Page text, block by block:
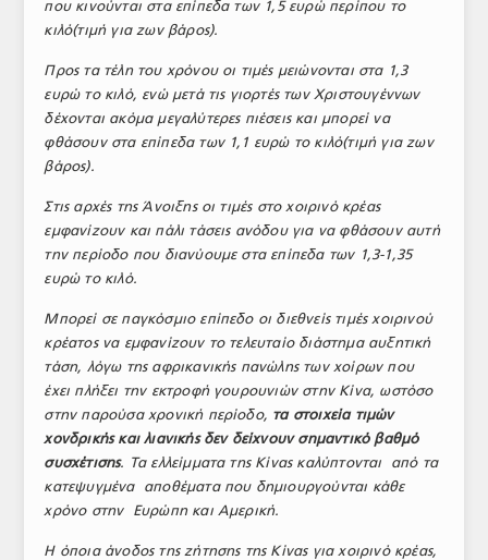
που κινούνται στα επίπεδα των 1,5 ευρώ περίπου το
κιλό(τιμή για ζων βάρος).
Προς τα τέλη του χρόνου οι τιμές μειώνονται στα 1,3
ευρώ το κιλό, ενώ μετά τις γιορτές των Χριστουγέννων
δέχονται ακόμα μεγαλύτερες πιέσεις και μπορεί να
φθάσουν στα επίπεδα των 1,1 ευρώ το κιλό(τιμή για ζων
βάρος).
Στις αρχές της Άνοιξης οι τιμές στο χοιρινό κρέας
εμφανίζουν και πάλι τάσεις ανόδου για να φθάσουν αυτή
την περίοδο που διανύουμε στα επίπεδα των 1,3-1,35
ευρώ το κιλό.
Μπορεί σε παγκόσμιο επίπεδο οι διεθνείς τιμές χοιρινού
κρέατος να εμφανίζουν το τελευταίο διάστημα αυξητική
τάση, λόγω της αφρικανικής πανώλης των χοίρων που
έχει πλήξει την εκτροφή γουρουνιών στην Κίνα, ωστόσο
στην παρούσα χρονική περίοδο, τα στοιχεία τιμών
χονδρικής και λιανικής δεν δείχνουν σημαντικό βαθμό
συσχέτισης. Τα ελλείμματα της Κίνας καλύπτονται από τα
κατεψυγμένα αποθέματα που δημιουργούνται κάθε
χρόνο στην Ευρώπη και Αμερική.
Η όποια άνοδος της ζήτησης της Κίνας για χοιρινό κρέας,